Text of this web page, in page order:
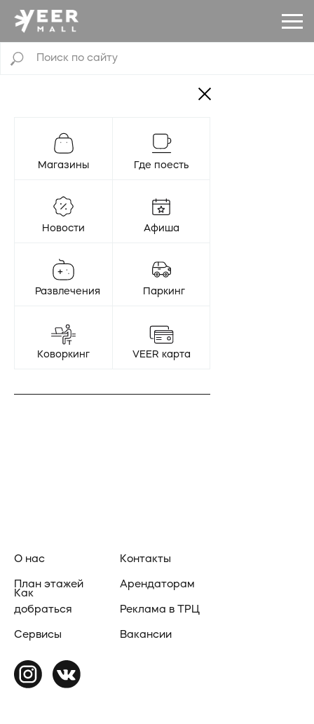
Магазины Где поесть
Новости
Паркинг
Афиша
Развлечения
О нас
План этажей
Как
добраться
Арендаторам
Контакты
Реклама в ТРЦ
VEER карта
Коворкинг
Сервисы Вакансии